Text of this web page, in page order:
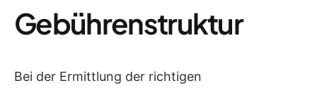
Gebührenstruktur
Bei der Ermittlung der richtigen